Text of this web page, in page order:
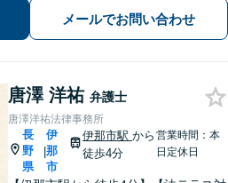
戸建て事務所です。【休日・夜間相談
メールでお問い合わせ
唐澤 洋祐 弁護士
唐澤洋祐法律事務所
長
野
県
|
伊
那
市
伊那市駅 から
徒歩4分
営業時間：本
日定休日